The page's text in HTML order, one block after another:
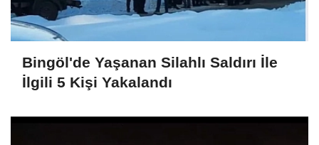
Bingöl'de Yaşanan Silahlı Saldırı İle
İlgili 5 Kişi Yakalandı